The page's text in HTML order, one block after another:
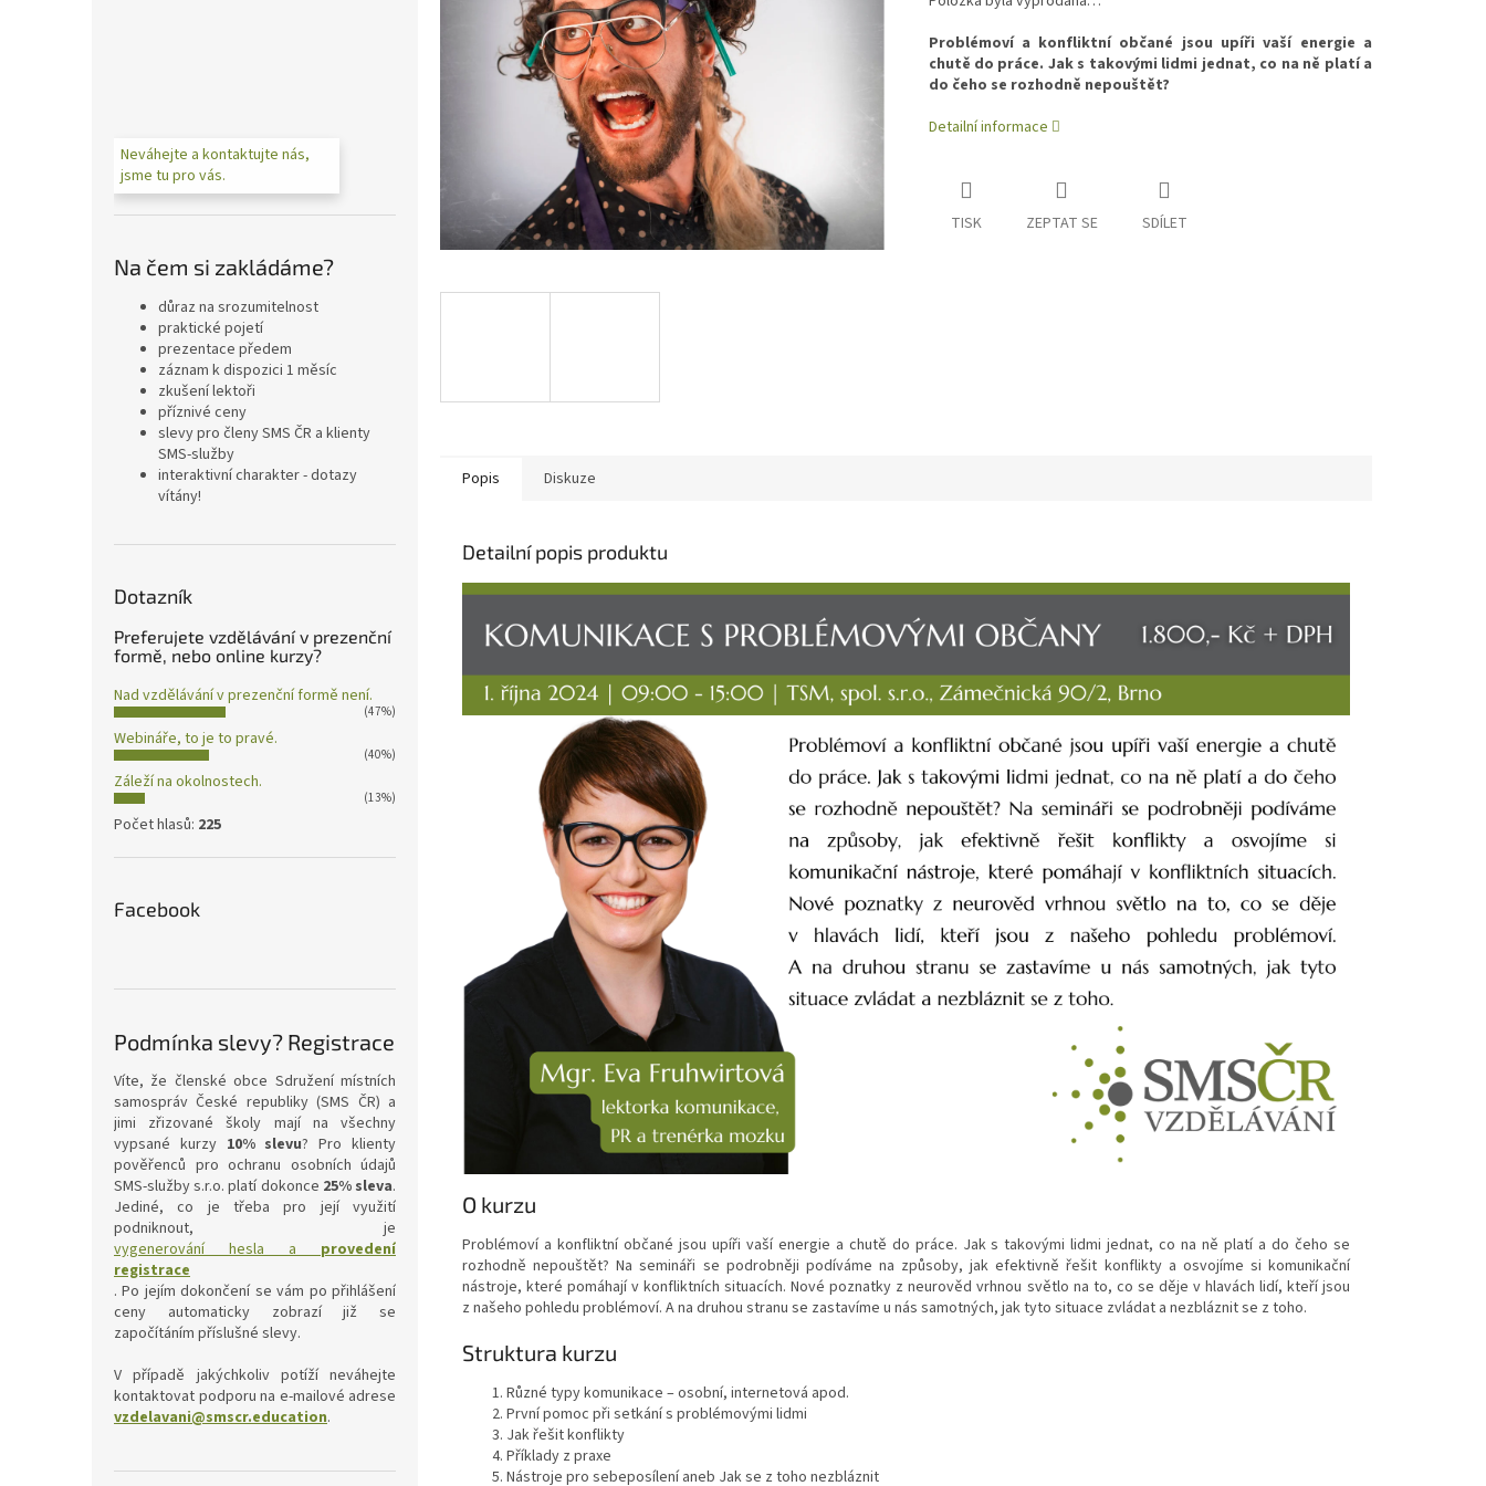
Neváhejte a kontaktujte nás,
jsme tu pro vás.
Na čem si zakládáme?
důraz na srozumitelnost
praktické pojetí
prezentace předem
záznam k dispozici 1 měsíc
zkušení lektoři
příznivé ceny
slevy pro členy SMS ČR a klienty
SMS-služby
interaktivní charakter - dotazy
vítány!
Dotazník
Preferujete vzdělávání v prezenční
formě, nebo online kurzy?
Nad vzdělávání v prezenční formě není.
(47%)
Webináře, to je to pravé.
(40%)
Záleží na okolnostech.
(13%)
Počet hlasů: 225
Facebook
Podmínka slevy? Registrace
Víte, že členské obce Sdružení místních
samospráv České republiky (SMS ČR) a
jimi zřizované školy mají na všechny
vypsané kurzy 10% slevu? Pro klienty
pověřenců pro ochranu osobních údajů
SMS-služby s.r.o. platí dokonce 25% sleva.
Jediné, co je třeba pro její využití
podniknout, je
vygenerování hesla aprovedení
registrace
. Po jejím dokončení se vám po přihlášení
ceny automaticky zobrazí již se
započítáním příslušné slevy.
V případě jakýchkoliv potíží neváhejte
kontaktovat podporu na e-mailové adrese
vzdelavani@smscr.education.
cena:
Problémoví a konfliktní občané jsou upíři vaší energie a
chutě do práce. Jak s takovými lidmi jednat, co na ně platí a
do čeho se rozhodně nepouštět?
Detailní informace
TISK ZEPTAT SE SDÍLET
Popis Diskuze
Detailní popis produktu
O kurzu
Problémoví a konfliktní občané jsou upíři vaší energie a chutě do práce. Jak s takovými lidmi jednat, co na ně platí a do čeho se
rozhodně nepouštět? Na semináři se podrobněji podíváme na způsoby, jak efektivně řešit konflikty a osvojíme si komunikační
nástroje, které pomáhají v konfliktních situacích. Nové poznatky z neurověd vrhnou světlo na to, co se děje v hlavách lidí, kteří jsou
z našeho pohledu problémoví. A na druhou stranu se zastavíme u nás samotných, jak tyto situace zvládat a nezbláznit se z toho.
Struktura kurzu
Různé typy komunikace – osobní, internetová apod.
První pomoc při setkání s problémovými lidmi
Jak řešit konflikty
Příklady z praxe
Nástroje pro sebeposílení aneb Jak se z toho nezbláznit